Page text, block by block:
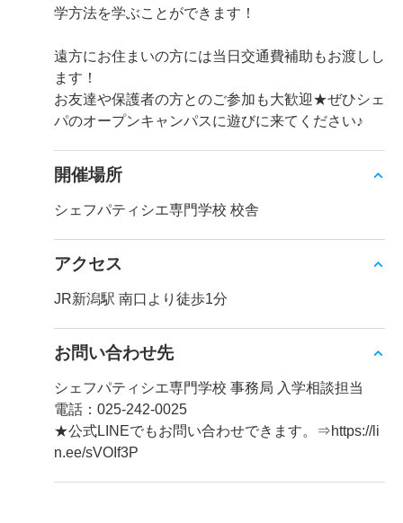
学方法を学ぶことができます！
遠方にお住まいの方には当日交通費補助もお渡しし
ます！
お友達や保護者の方とのご参加も大歓迎★ぜひシェ
パのオープンキャンパスに遊びに来てください♪
開催場所
シェフパティシエ専門学校 校舎
アクセス
JR新潟駅 南口より徒歩1分
お問い合わせ先
シェフパティシエ専門学校 事務局 入学相談担当
電話：025-242-0025
★公式LINEでもお問い合わせできます。⇒https://li
n.ee/sVOIf3P